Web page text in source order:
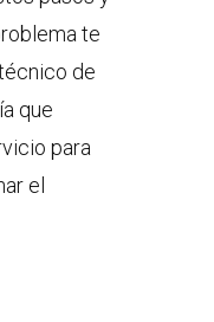
te
de
que
para
el